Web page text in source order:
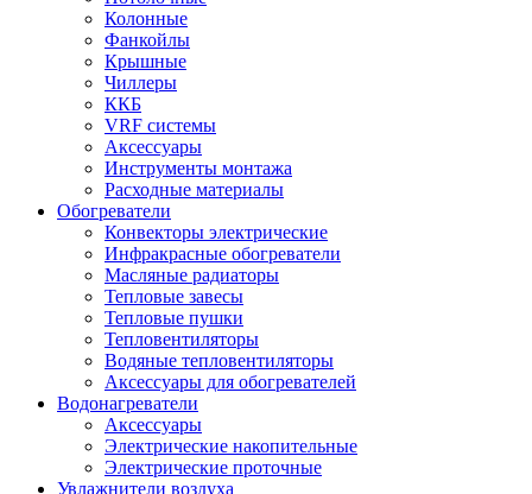
Колонные
Фанкойлы
Крышные
Чиллеры
ККБ
VRF системы
Аксессуары
Инструменты монтажа
Расходные материалы
Обогреватели
Конвекторы электрические
Инфракрасные обогреватели
Масляные радиаторы
Тепловые завесы
Тепловые пушки
Тепловентиляторы
Водяные тепловентиляторы
Аксессуары для обогревателей
Водонагреватели
Аксессуары
Электрические накопительные
Электрические проточные
Увлажнители воздуха